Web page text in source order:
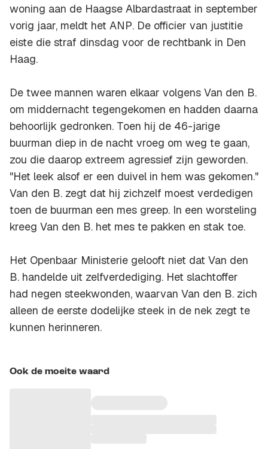
woning aan de Haagse Albardastraat in september
vorig jaar, meldt het ANP. De officier van justitie
eiste die straf dinsdag voor de rechtbank in Den
Haag.
De twee mannen waren elkaar volgens Van den B.
om middernacht tegengekomen en hadden daarna
behoorlijk gedronken. Toen hij de 46-jarige
buurman diep in de nacht vroeg om weg te gaan,
zou die daarop extreem agressief zijn geworden.
"Het leek alsof er een duivel in hem was gekomen."
Van den B. zegt dat hij zichzelf moest verdedigen
toen de buurman een mes greep. In een worsteling
kreeg Van den B. het mes te pakken en stak toe.
Het Openbaar Ministerie gelooft niet dat Van den
B. handelde uit zelfverdediging. Het slachtoffer
had negen steekwonden, waarvan Van den B. zich
alleen de eerste dodelijke steek in de nek zegt te
kunnen herinneren.
Ook de moeite waard